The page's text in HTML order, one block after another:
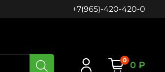
+7(965)-420-420-0
0 0 ₽